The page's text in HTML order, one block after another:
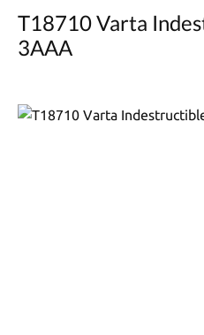
T18710 Varta
3AAA